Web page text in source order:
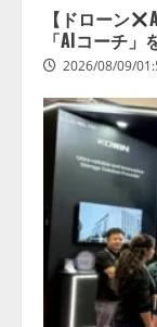
【ドローン
「AIコーチ」
2026/08/09/